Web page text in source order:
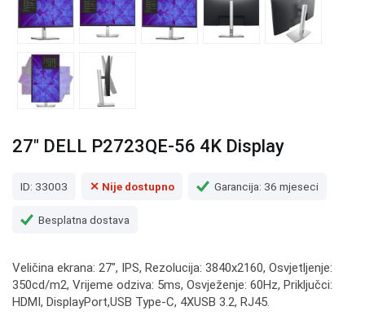
27" DELL P2723QE-56 4K Display
ID: 33003 ✕ Nije dostupno Garancija: 36 mjeseci
Besplatna dostava
Veličina ekrana: 27", IPS, Rezolucija: 3840x2160, Osvjetljenje:
350cd/m2, Vrijeme odziva: 5ms, Osvježenje: 60Hz, Priključci:
HDMI, DisplayPort,USB Type-C, 4XUSB 3.2, RJ45.